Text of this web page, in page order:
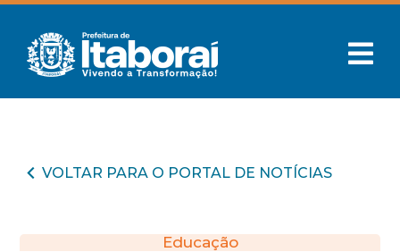
VOLTAR PARA O PORTAL DE NOTÍCIAS
Educação